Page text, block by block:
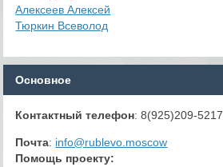
Алексеев Алексей
Тюркин Всеволод
Основное
Контактный телефон: 8(925)209-5217
Почта: info@rublevo.moscow
Помощь проекту: